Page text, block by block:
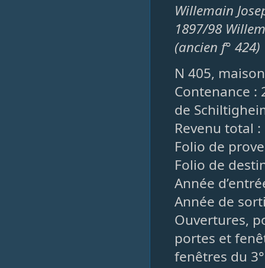
Willemain
1897/98
(ancien f° 424)
N 405,
Contenance :
de
Revenu total
Folio de
Folio de
Année
Année de
Ouvertures,
portes et
fenêtres du